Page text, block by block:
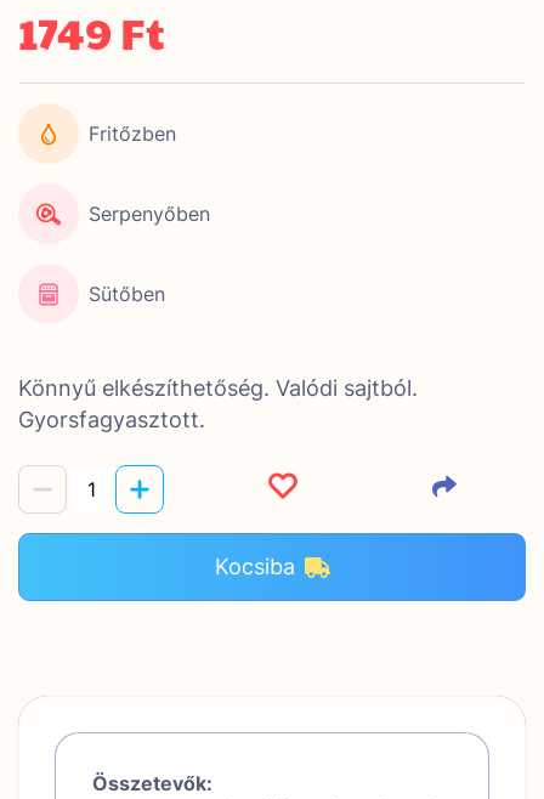
1749 Ft
Fritőzben
Serpenyőben
Sütőben
Könnyű elkészíthetőség. Valódi sajtból.
Gyorsfagyasztott.
Kocsiba
Összetevők: